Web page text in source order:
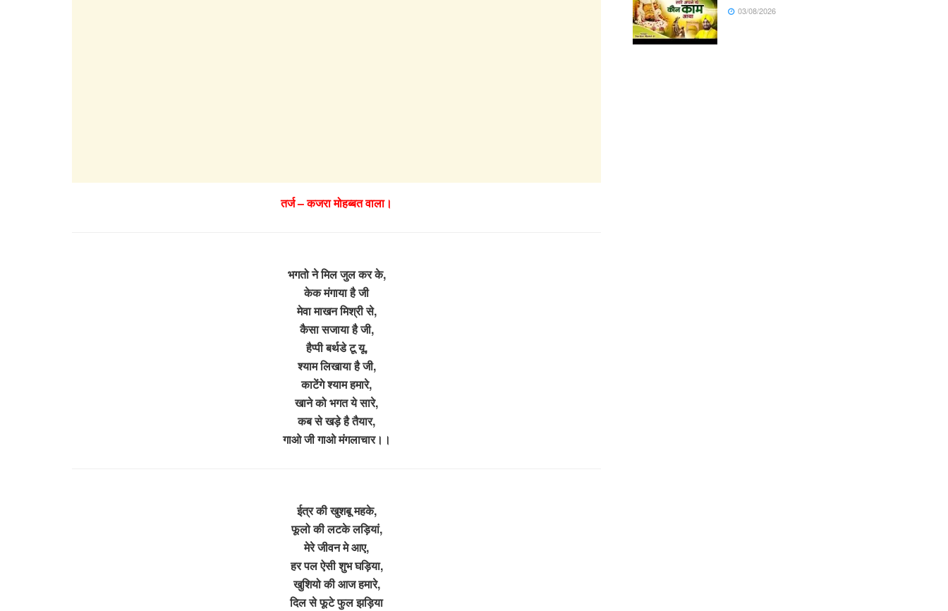
तर्ज – कजरा मोहब्बत वाला।
भगतो ने मिल जुल कर के,
केक मंगाया है जी
मेवा माखन मिश्री से,
कैसा सजाया है जी,
हैप्पी बर्थडे टू यू,
श्याम लिखाया है जी,
काटेंगे श्याम हमारे,
खाने को भगत ये सारे,
कब से खड़े है तैयार,
गाओ जी गाओ मंगलाचार।।
ईत्र की खुशबू महके,
फूलो की लटके लड़ियां,
मेरे जीवन मे आए,
हर पल ऐसी शुभ घड़िया,
खुशियो की आज हमारे,
दिल से फूटे फुल झड़िया
03/08/2026